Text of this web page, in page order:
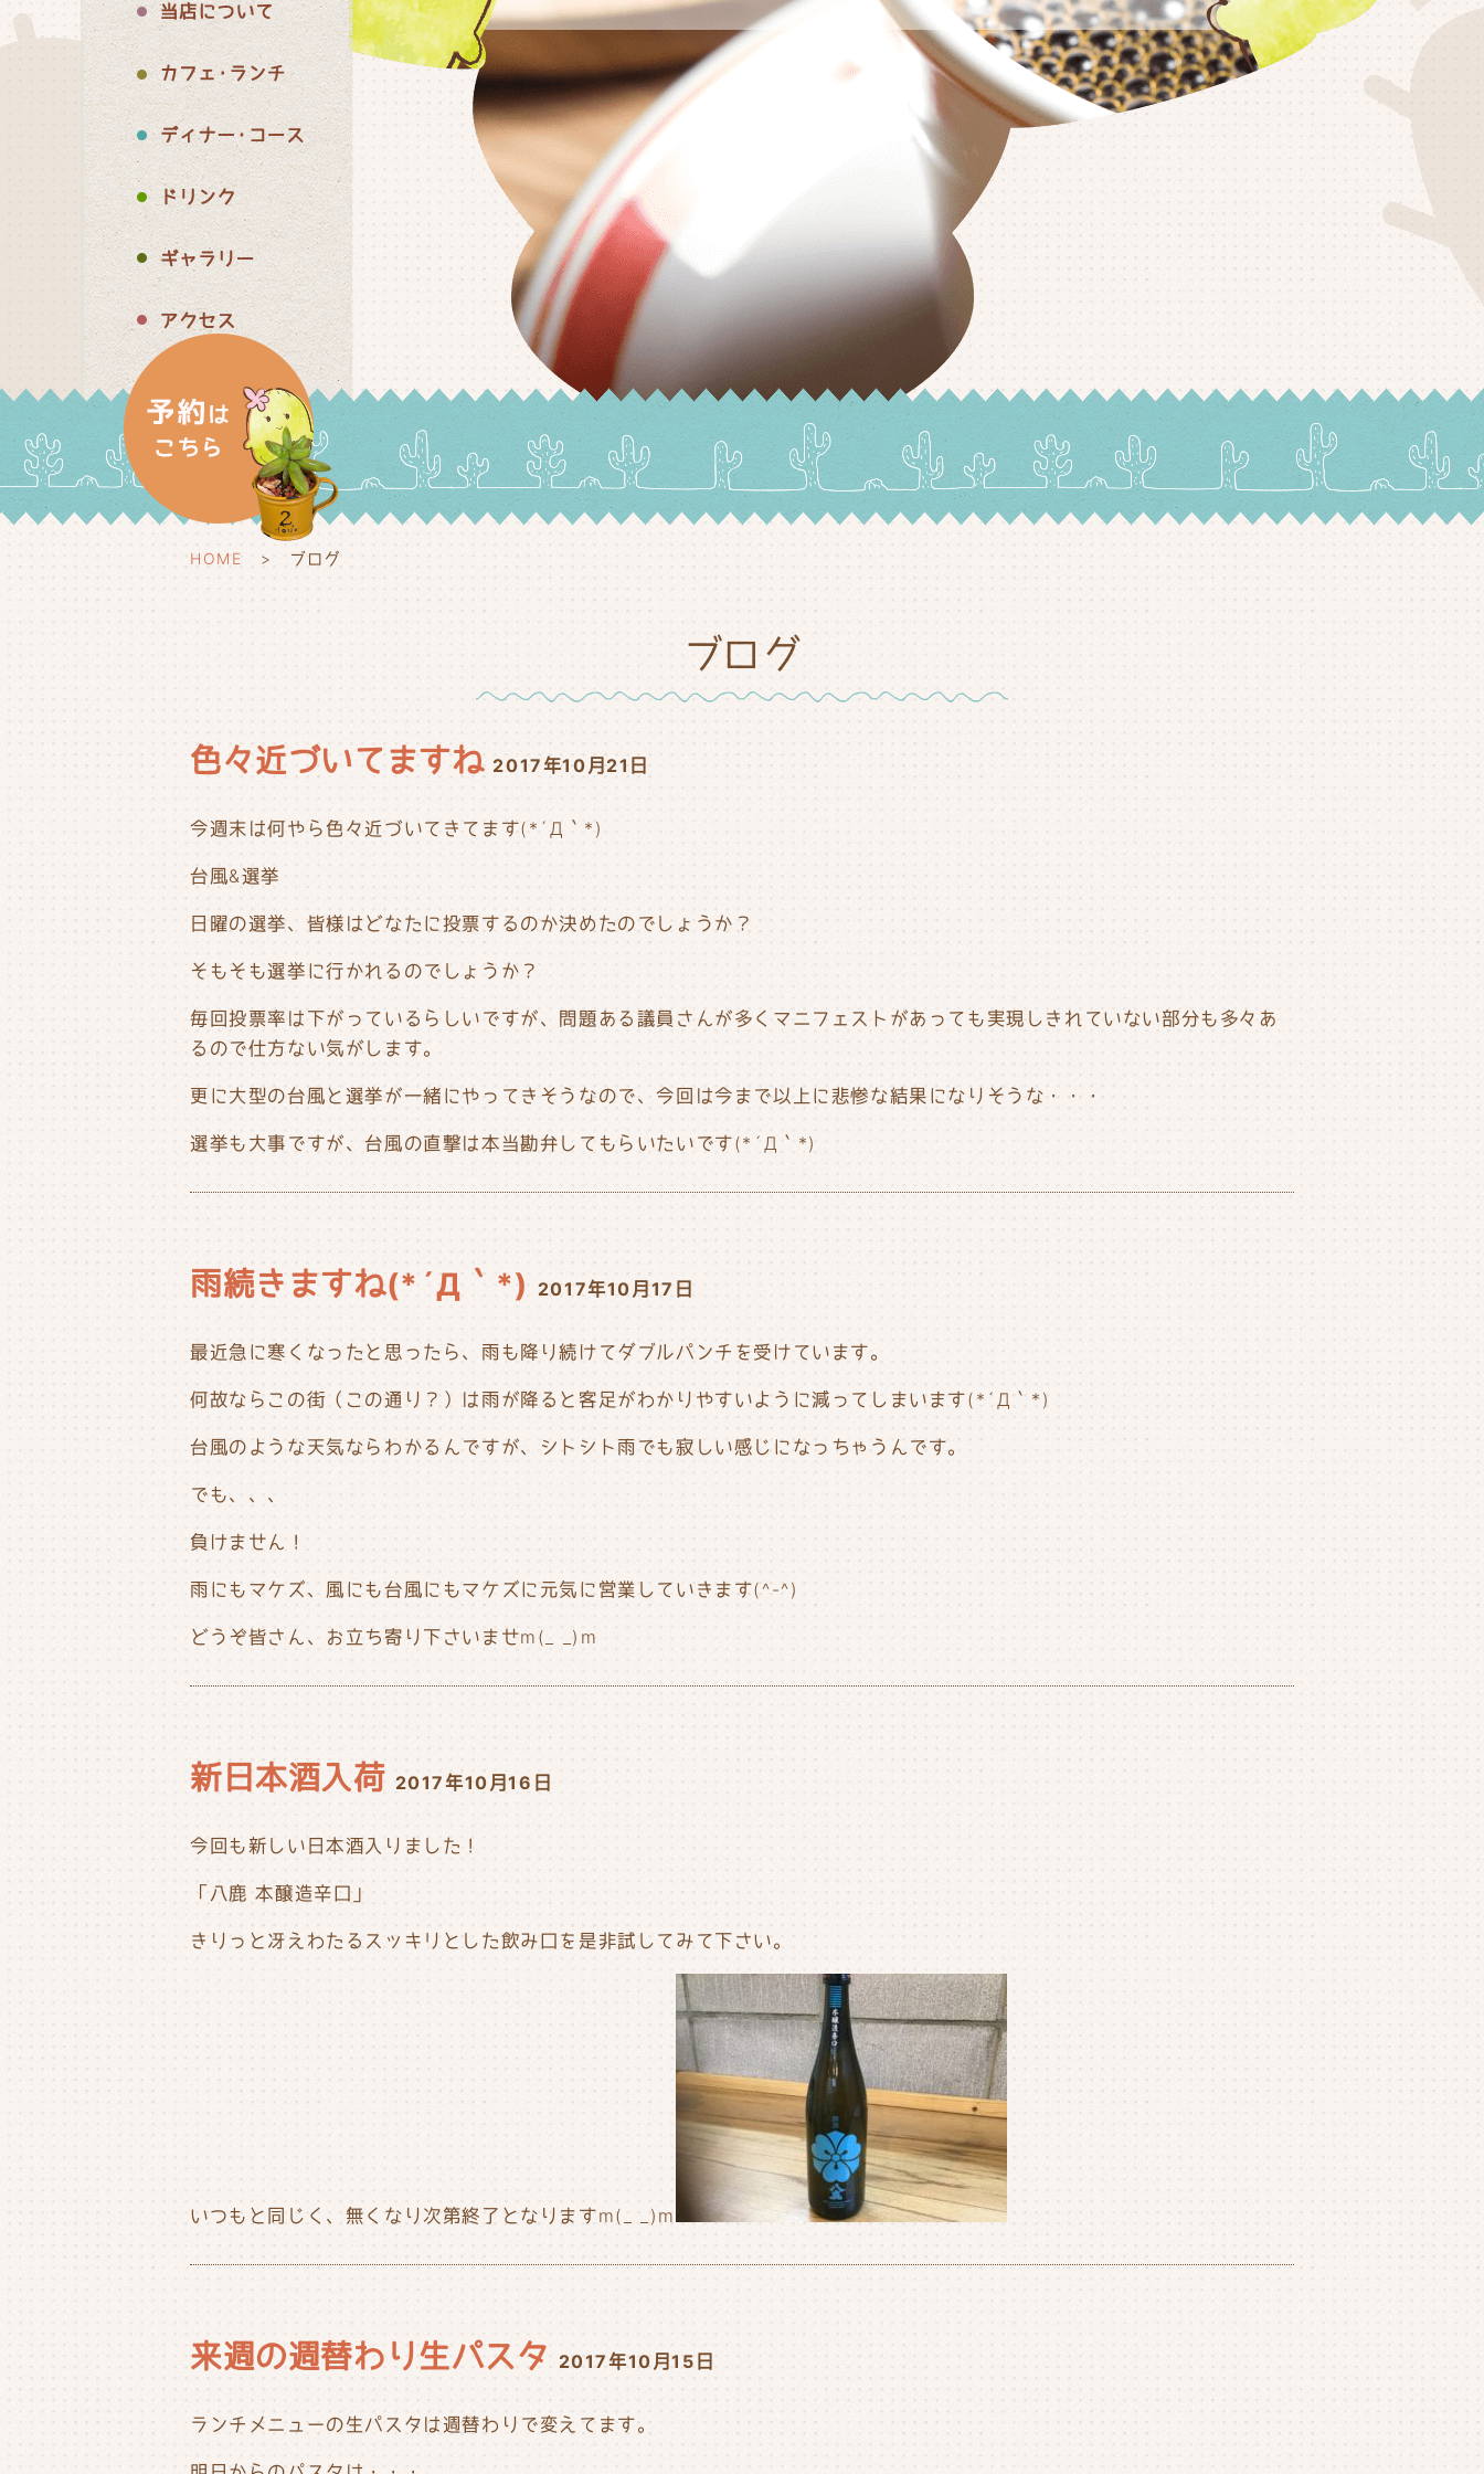
HOME ブログ
ブログ
色々近づいてますね 2017年10月21日
今週末は何やら色々近づいてきてます(*´Д｀*)
台風&選挙
日曜の選挙、皆様はどなたに投票するのか決めたのでしょうか？
そもそも選挙に行かれるのでしょうか？
毎回投票率は下がっているらしいですが、問題ある議員さんが多くマニフェストがあっても実現しきれていない部分も多々あ
るので仕方ない気がします。
更に大型の台風と選挙が一緒にやってきそうなので、今回は今まで以上に悲惨な結果になりそうな・・・
選挙も大事ですが、台風の直撃は本当勘弁してもらいたいです(*´Д｀*)
雨続きますね(*´Д｀*) 2017年10月17日
最近急に寒くなったと思ったら、雨も降り続けてダブルパンチを受けています。
何故ならこの街（この通り？）は雨が降ると客足がわかりやすいように減ってしまいます(*´Д｀*)
台風のような天気ならわかるんですが、シトシト雨でも寂しい感じになっちゃうんです。
でも、、、
負けません！
雨にもマケズ、風にも台風にもマケズに元気に営業していきます(^-^)
どうぞ皆さん、お立ち寄り下さいませm(_ _)m
新日本酒入荷 2017年10月16日
今回も新しい日本酒入りました！
「八鹿 本醸造辛口」
きりっと冴えわたるスッキリとした飲み口を是非試してみて下さい。
いつもと同じく、無くなり次第終了となりますm(_ _)m
来週の週替わり生パスタ 2017年10月15日
ランチメニューの生パスタは週替わりで変えてます。